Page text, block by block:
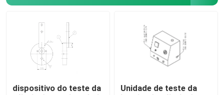
Bomba elétrica hidráulica
dispositivo do teste da
Unidade de teste da